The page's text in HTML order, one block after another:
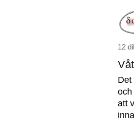
12
Det
och
att